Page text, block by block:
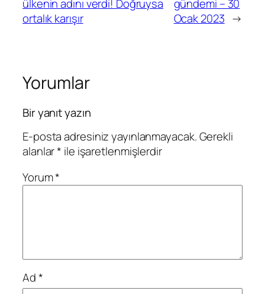
ülkenin adını verdi! Doğruysa
ortalık karışır
gündemi – 30
Ocak 2023 →
Yorumlar
Bir yanıt yazın
E-posta adresiniz yayınlanmayacak.Gerekli
alanlar* ile işaretlenmişlerdir
Yorum*
Ad*